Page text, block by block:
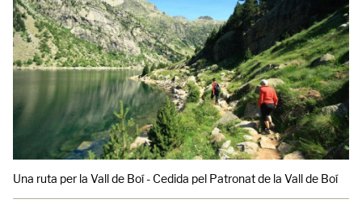
Una ruta per la Vall de Boí - Cedida pel Patronat de la Vall de Boí